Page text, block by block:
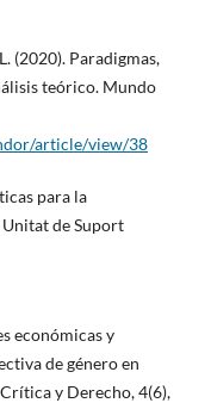
(2020). Paradigmas,
teórico. Mundo
article/view/38
para la
Unitat de Suport
económicas y
de género en
y Derecho, 4(6),